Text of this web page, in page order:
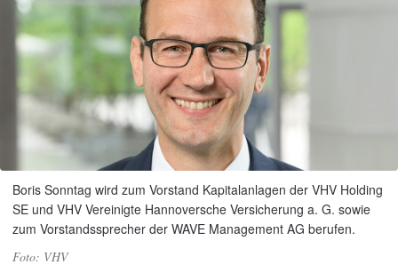
Boris Sonntag wird zum Vorstand Kapitalanlagen der VHV Holding
SE und VHV Vereinigte Hannoversche Versicherung a. G. sowie
zum Vorstandssprecher der WAVE Management AG berufen.
VHV